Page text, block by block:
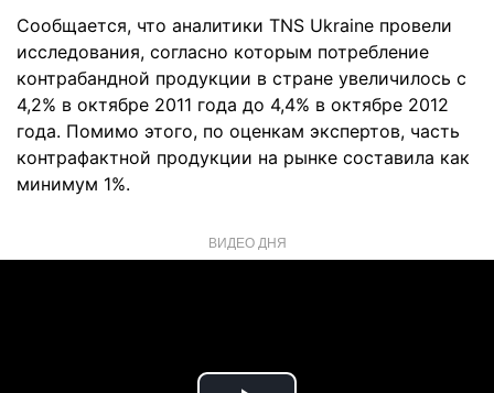
Сообщается, что аналитики TNS Ukraine провели
исследования, согласно которым потребление
контрабандной продукции в стране увеличилось с
4,2% в октябре 2011 года до 4,4% в октябре 2012
года. Помимо этого, по оценкам экспертов, часть
контрафактной продукции на рынке составила как
минимум 1%.
ВИДЕО ДНЯ